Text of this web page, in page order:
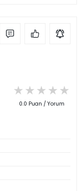
0.0 Puan / Yorum